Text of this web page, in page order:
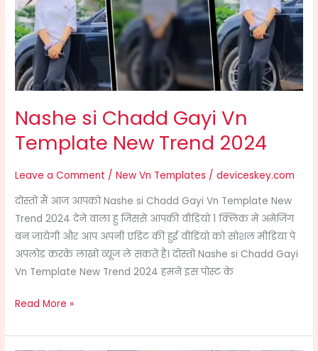
Nashe si Chadd Gayi Vn
Template New Trend 2024
Leave a Comment /New Vn Templates /deviceskey.com
दोस्तो मैं आज आपको Nashe si Chadd Gayi Vn Template New
Trend 2024 देने वाला हु जिससे आपकी वीडियो 1 क्लिक में अमेजिंग
बन जायेगी और आप अपनी एडिट की हुई वीडियो को सोशल मीडिया पे
अपलोड करके लाखो व्यूज ले सकते है। दोस्तो Nashe si Chadd Gayi
Vn Template New Trend 2024 हमने इस पोस्ट के
Vn
Template
New
Trend
2024
Read More »